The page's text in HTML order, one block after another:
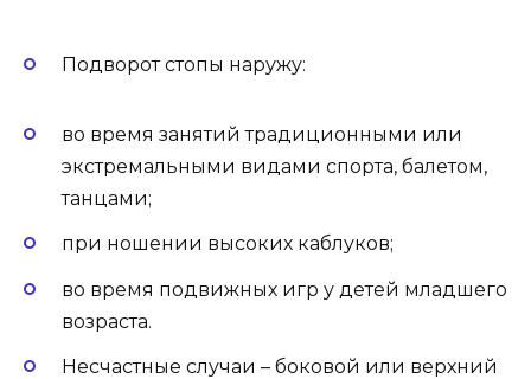
Подворот стопы наружу:
во время занятий традиционными или
экстремальными видами спорта, балетом,
танцами;
при ношении высоких каблуков;
во время подвижных игр у детей младшего
возраста.
Несчастные случаи – боковой или верхний